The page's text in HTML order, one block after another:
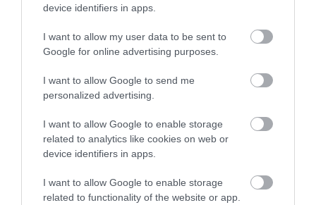
device identifiers in apps.
I want to allow my user data to be sent to
Google for online advertising purposes.
I want to allow Google to send me
personalized advertising.
I want to allow Google to enable storage
related to analytics like cookies on web or
device identifiers in apps.
I want to allow Google to enable storage
related to functionality of the website or app.